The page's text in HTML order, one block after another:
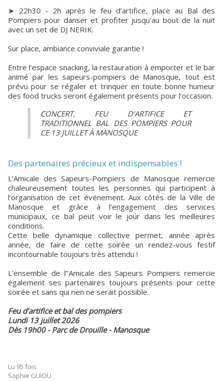
➤ 22h30 - 2h après le feu d’artifice, place au Bal des
Pompiers pour danser et profiter jusqu’au bout de la nuit
avec un set de DJ NERIK.
Sur place, ambiance conviviale garantie !
Entre l’espace snacking, la restauration à emporter et le bar
animé par les sapeurs-pompiers de Manosque, tout est
prévu pour se régaler et trinquer en toute bonne humeur
des food trucks seront également présents pour l’occasion.
CONCERT, FEU D’ARTIFICE ET
TRADITIONNEL BAL DES POMPIERS POUR
CE 13 JUILLET À MANOSQUE
Des partenaires précieux et indispensables !
L’Amicale des Sapeurs-Pompiers de Manosque remercie
chaleureusement toutes les personnes qui participent à
l’organisation de cet événement. Aux côtés de la Ville de
Manosque et grâce à l’engagement des services
municipaux, ce bal peut voir le jour dans les meilleures
conditions.
Cette belle dynamique collective permet, année après
année, de faire de cette soirée un rendez-vous festif
incontournable toujours très attendu !
L’ensemble de l’’Amicale des Sapeurs Pompiers remercie
également ses partenaires toujours présents pour cette
soirée et sans qui rien ne serait possible.
Feu d’artifice et bal des pompiers
Lundi 13 juillet 2026
Dès 19h00 - Parc de Drouille - Manosque
Lu 95 fois
Sophie GUIOU